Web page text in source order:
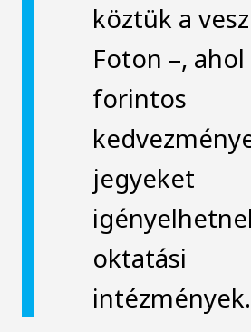
köztük a
Foton –,
forintos
jegyeket
oktatási
intézmények.